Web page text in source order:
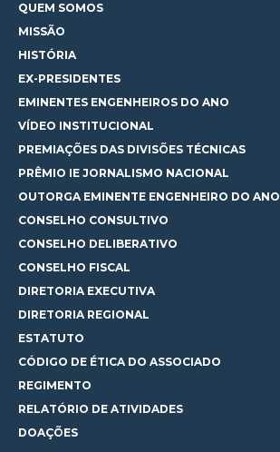
QUEM SOMOS
MISSÃO
HISTÓRIA
EX-PRESIDENTES
EMINENTES ENGENHEIROS DO ANO
VÍDEO INSTITUCIONAL
PREMIAÇÕES DAS DIVISÕES TÉCNICAS
PRÊMIO IE JORNALISMO NACIONAL
OUTORGA EMINENTE ENGENHEIRO DO ANO
CONSELHO CONSULTIVO
CONSELHO DELIBERATIVO
CONSELHO FISCAL
DIRETORIA EXECUTIVA
DIRETORIA REGIONAL
ESTATUTO
CÓDIGO DE ÉTICA DO ASSOCIADO
REGIMENTO
RELATÓRIO DE ATIVIDADES
DOAÇÕES